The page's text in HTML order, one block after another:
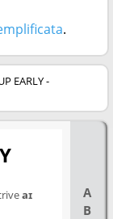
.
EARLY -
A
B
aɪ